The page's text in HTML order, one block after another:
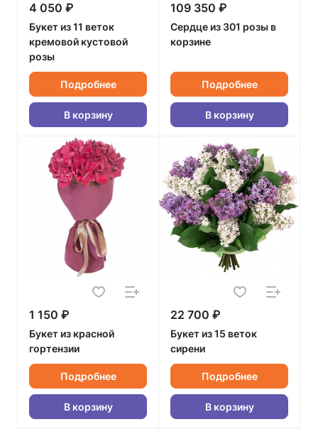
4 050 ₽
Букет из 11 веток
кремовой кустовой
розы
Подробнее
В корзину
109 350 ₽
Сердце из 301 розы в
корзине
Подробнее
В корзину
1 150 ₽
Букет из красной
гортензии
Подробнее
В корзину
22 700 ₽
Букет из 15 веток
сирени
Подробнее
В корзину